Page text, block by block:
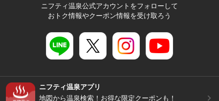
ニフティ温泉公式アカウントをフォローして
おトク情報やクーポン情報を受け取ろう
ニフティ温泉アプリ
地図から温泉検索！お得な限定クーポンも！